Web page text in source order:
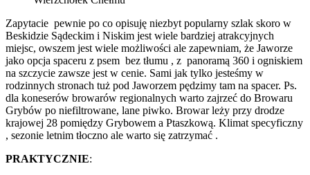
Zapytacie pewnie po co opisuję niezbyt popularny szlak skoro w
Beskidzie Sądeckim i Niskim jest wiele bardziej atrakcyjnych
miejsc, owszem jest wiele możliwości ale zapewniam, że Jaworze
jako opcja spaceru z psem bez tłumu , z panoramą 360 i ogniskiem
na szczycie zawsze jest w cenie. Sami jak tylko jesteśmy w
rodzinnych stronach tuż pod Jaworzem pędzimy tam na spacer. Ps.
dla koneserów browarów regionalnych warto zajrzeć do Browaru
Grybów po niefiltrowane, lane piwko. Browar leży przy drodze
krajowej 28 pomiędzy Grybowem a Ptaszkową. Klimat specyficzny
, sezonie letnim tłoczno ale warto się zatrzymać .
PRAKTYCZNIE: